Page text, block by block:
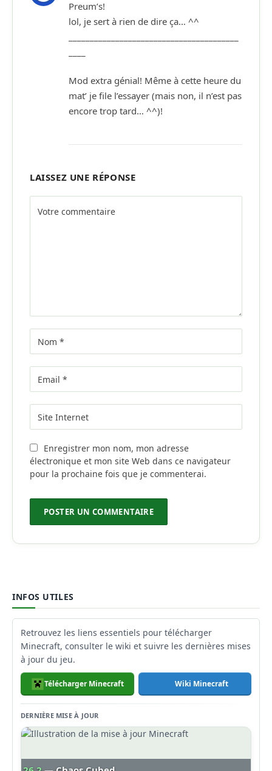
Preum’s!
lol, je sert à rien de dire ça… ^^
Mod extra génial! Même à cette heure du
mat’ je file l’essayer (mais non, il n’est pas
encore trop tard… ^^)!
LAISSEZ UNE RÉPONSE
Enregistrer mon nom, mon adresse
électronique et mon site Web dans ce navigateur
pour la prochaine fois que je commenterai.
INFOS UTILES
Retrouvez les liens essentiels pour télécharger
Minecraft, consulter le wiki et suivre les dernières mises
à jour du jeu.
Télécharger Minecraft Wiki Minecraft
DERNIÈRE MISE À JOUR